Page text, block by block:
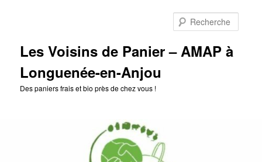
Les Voisins de Panier – AMAP à
Longuenée-en-Anjou
Des paniers frais et bio près de chez vous !